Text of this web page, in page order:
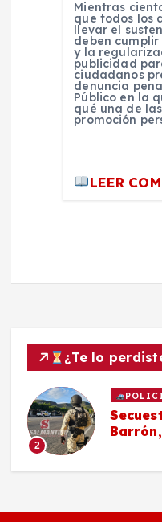
Mientras
que todos los
llevar el
deben cumplir
y la
publicidad
ciudadanos
denuncia
Público en la
qué una de
promoción
LEER
¿Te lo
2